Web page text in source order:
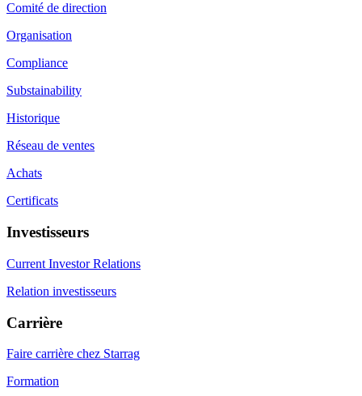
Comité de direction
Organisation
Compliance
Substainability
Historique
Réseau de ventes
Achats
Certificats
Investisseurs
Current Investor Relations
Relation investisseurs
Carrière
Faire carrière chez Starrag
Formation